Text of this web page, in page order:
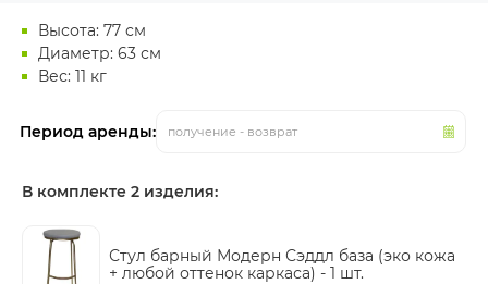
Высота: 77 см
Диаметр: 63 см
Вес: 11 кг
Период аренды: получение - возврат
В комплекте 2 изделия:
Стул барный Модерн Сэддл база (эко кожа
+ любой оттенок каркаса) - 1 шт.